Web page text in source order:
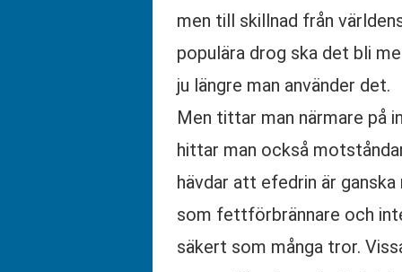
men till skillnad från
populära drog ska det bli
ju längre man använder det.
Men tittar man närmare på
hittar man också
hävdar att efedrin är
som fettförbrännare och
säkert som många tror.